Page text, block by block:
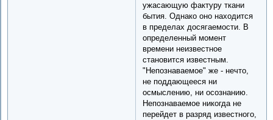
ужасающую фактуру ткани
бытия. Однако оно находится
в пределах досягаемости. В
определенный момент
времени неизвестное
становится известным.
"Непознаваемое" же - нечто,
не поддающееся ни
осмыслению, ни осознанию.
Непознаваемое никогда не
перейдет в разряд известного,